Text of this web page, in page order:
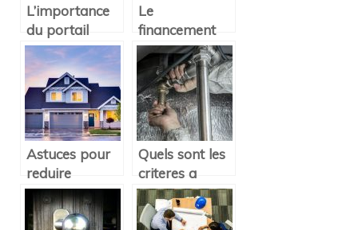
L’importance
du portail
dans son
habitation
Le
financement
de son achat
immobilier :
vers qui se
tourner ?
Astuces pour
reduire
considerablement
votre
Quels sont les
criteres a
prendre en
compte pour